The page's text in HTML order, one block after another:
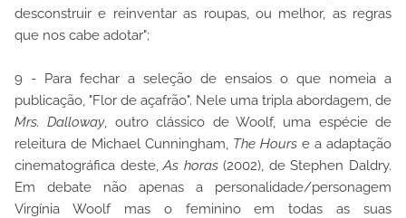
desconstruir e reinventar as roupas, ou melhor, as regras
que nos cabe adotar";
9 - Para fechar a seleção de ensaios o que nomeia a
publicação, "Flor de açafrão". Nele uma tripla abordagem, de
Mrs. Dalloway, outro clássico de Woolf, uma espécie de
releitura de Michael Cunningham, The Hours e a adaptação
cinematográfica deste,As horas(2002), de Stephen Daldry.
Em debate não apenas a personalidade/personagem
Virgínia Woolf mas o feminino em todas as suas